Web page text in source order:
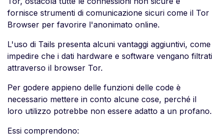
fornisce strumenti di comunicazione sicuri come il Tor
Browser per favorire l'anonimato online.
L'uso di Tails presenta alcuni vantaggi aggiuntivi, come
impedire che i dati hardware e software vengano filtrati
attraverso il browser Tor.
Per godere appieno delle funzioni delle code è
necessario mettere in conto alcune cose, perché il
loro utilizzo potrebbe non essere adatto a un profano.
Essi comprendono: